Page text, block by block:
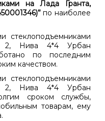
на Лада Гранта,
по наиболее
стеклоподъемниками
2, Нива 4*4 Урбан
по последним
качеством.
стеклоподъемниками
2, Нива 4*4 Урбан
сроком службы,
товарам, ему